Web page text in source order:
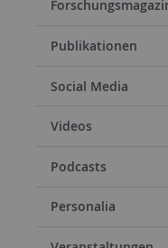
Publikationen
Social Media
Videos
Podcasts
Personalia